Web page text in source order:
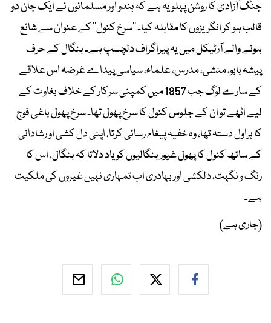
جنگ آزادی کا روشن پہلو یہ ہے کہ ہندو اور مسلمانوں نے ایک جان دو
قالب ہو کر انگریزوں کا مقابلہ کیا۔ ’’سرخ کنول‘‘ کے عنوان سے شائع
ہونے والے آرٹیکل میں یہ پیراگراف دلچسپ ہے۔ بنگال کے حرف
پیشہ بابو، منشی، مدرس، علماء، سیاسی پیداے غرضہ اس علاقے
کے سارے لوگ جب 1857 میں کمپنی سرکار کے خلاف بغاوت کے
لیے اٹھے تو ان کے جلوس کنول کا سرخ پھول تھا۔ سرخ پھول باغی فوج
کا ہراول دستہ تھا، وہ خفیہ پیغام رسائی کرتا، اپنی دل کشی او رشادانی
کے ساتھ کنول کا پھول غیور بنگالیوں کو یاد دلاتا کہ بنگال، اس کا
رنگ و نگہت، دلکشی اور بہادری اب تمہاری نہیں غیروں کی ملکیت
ہے۔
(جاری ہے)